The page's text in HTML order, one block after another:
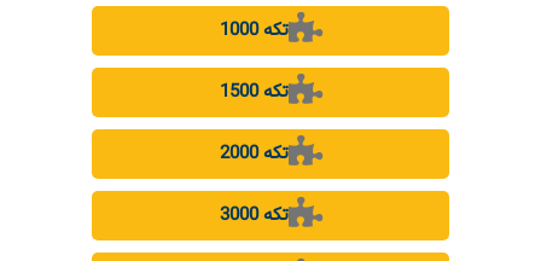
1000 تکه
1500 تکه
2000 تکه
3000 تکه